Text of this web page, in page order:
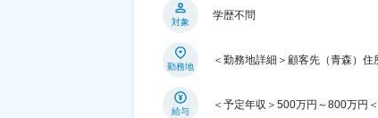
対象
学歴不問
勤務地
＜勤務地詳細＞顧客先（青森）
給与
＜予定年収＞500万円～800万円